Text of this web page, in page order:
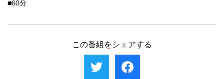
■60分
この番組をシェアする